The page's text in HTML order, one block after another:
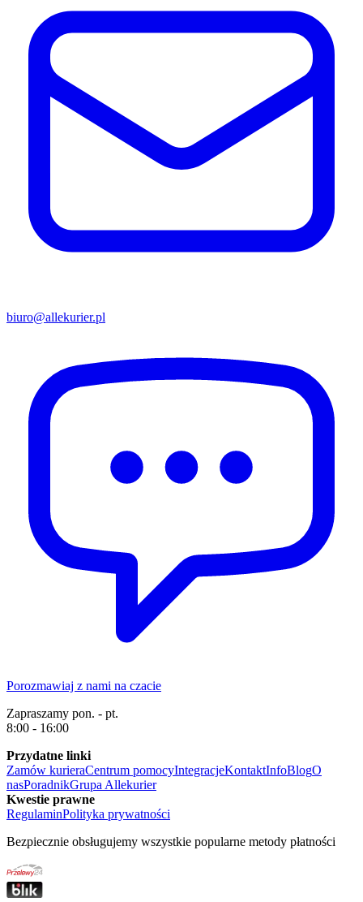
biuro@allekurier.pl
Porozmawiaj z nami na czacie
Zapraszamy pon. - pt.
8:00 - 16:00
Przydatne linki
Zamów kurieraCentrum pomocyIntegracjeKontaktInfoBlogO
nasPoradnikGrupa Allekurier
Kwestie prawne
RegulaminPolityka prywatności
Bezpiecznie obsługujemy wszystkie popularne metody płatności